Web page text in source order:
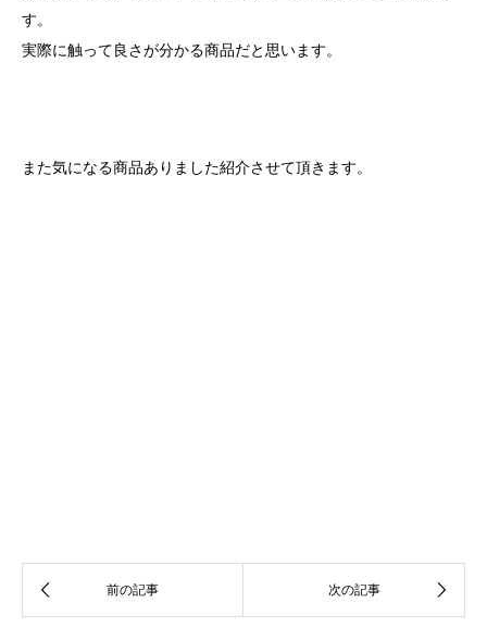
す。
実際に触って良さが分かる商品だと思います。
また気になる商品ありました紹介させて頂きます。